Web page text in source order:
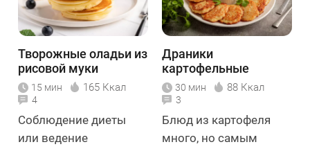
Творожные оладьи из
рисовой муки
15 мин 165 Ккал
4
Соблюдение диеты
или ведение
Драники
картофельные
классические
30 мин 88 Ккал
3
Блюд из картофеля
много, но самым